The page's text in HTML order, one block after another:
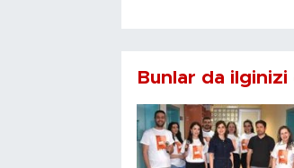
Bunlar da